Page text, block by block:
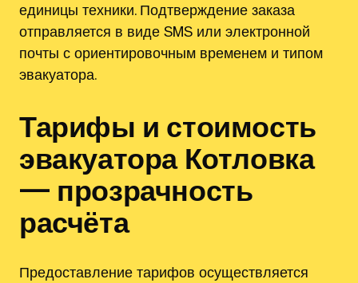
единицы техники. Подтверждение заказа
отправляется в виде SMS или электронной
почты с ориентировочным временем и типом
эвакуатора.
Тарифы и стоимость
эвакуатора Котловка
— прозрачность
расчёта
Предоставление тарифов осуществляется